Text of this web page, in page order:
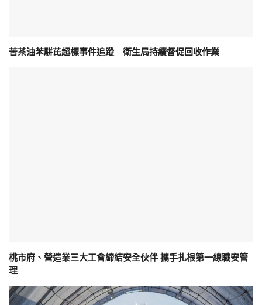
苦茶油苯駢芘超標事件追蹤 衛生局持續督促回收作業
桃市府、營造業三大工會締結安全伙伴 攜手扎根第一線職安管
理